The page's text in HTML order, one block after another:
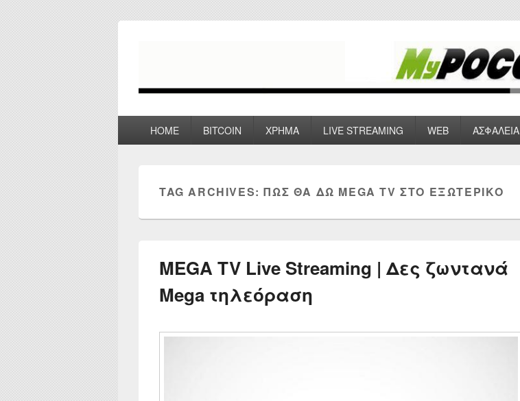
HOME BITCOIN ΧΡΗΜΑ LIVE STREAMING WEB ΑΣΦΑΛΕΙΑ
TAG ARCHIVES:ΠΩΣ ΘΑ ΔΏ MEGA TV ΣΤΟ ΕΞΩΤΕΡΙΚΌ
MEGA TV Live Streaming | Δες ζωντανά
Mega τηλεόραση